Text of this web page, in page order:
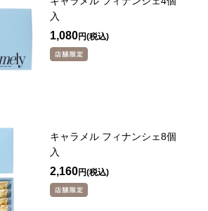
入
1,080円
キャラメル フィナンシェ8個
入
2,160円